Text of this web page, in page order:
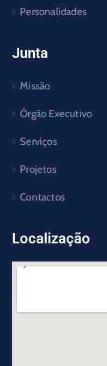
Personalidades
Junta
Missão
Órgão Executivo
Serviços
Projetos
Contactos
Localização